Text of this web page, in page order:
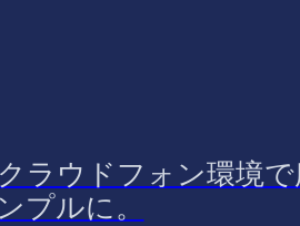
ラウドフォン環境で
プルに。